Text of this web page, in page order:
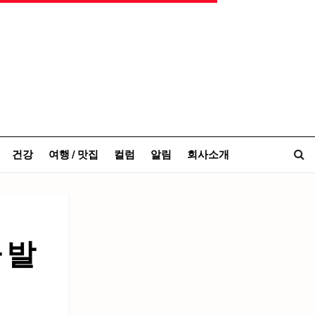
건강 여행 / 맛집 컬럼 알림 회사소개
발